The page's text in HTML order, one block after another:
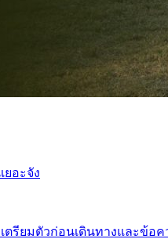
อะจัง
ตรียมตัวก่อนเดินทางและข้อ